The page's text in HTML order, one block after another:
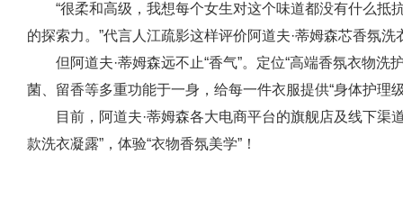
“很柔和高级，我想每个女生对这个味道都没有什么抵
的探索力。”代言人江疏影这样评价阿道夫·蒂姆森芯香氛洗
但阿道夫·蒂姆森远不止“香气”。定位“高端香氛衣物洗
菌、留香等多重功能于一身，给每一件衣服提供“身体护理
目前，阿道夫·蒂姆森各大电商平台的旗舰店及线下渠
款洗衣凝露”，体验“衣物香氛美学”！